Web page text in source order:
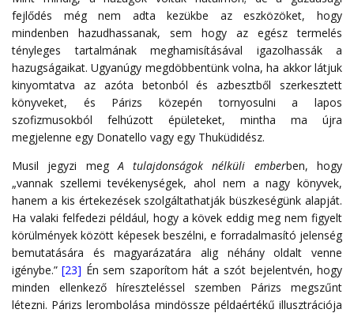
fejlődés még nem adta kezükbe az eszközöket, hogy
mindenben hazudhassanak, sem hogy az egész termelés
tényleges tartalmának meghamisításával igazolhassák a
hazugságaikat. Ugyanúgy megdöbbentünk volna, ha akkor látjuk
kinyomtatva az azóta betonból és azbesztből szerkesztett
könyveket, és Párizs közepén tornyosulni a lapos
szofizmusokból felhúzott épületeket, mintha ma újra
megjelenne egy Donatello vagy egy Thuküdidész.
Musil jegyzi meg A tulajdonságok nélküli emberben, hogy
„vannak szellemi tevékenységek, ahol nem a nagy könyvek,
hanem a kis értekezések szolgáltathatják büszkeségünk alapját.
Ha valaki felfedezi például, hogy a kövek eddig meg nem figyelt
körülmények között képesek beszélni, e forradalmasító jelenség
bemutatására és magyarázatára alig néhány oldalt venne
igénybe.”[23] Én sem szaporítom hát a szót bejelentvén, hogy
minden ellenkező híreszteléssel szemben Párizs megszűnt
létezni. Párizs lerombolása mindössze példaértékű illusztrációja